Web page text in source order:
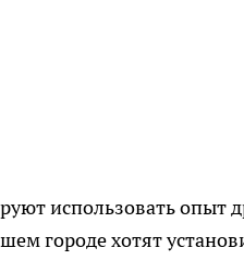
использовать опыт
городе хотят